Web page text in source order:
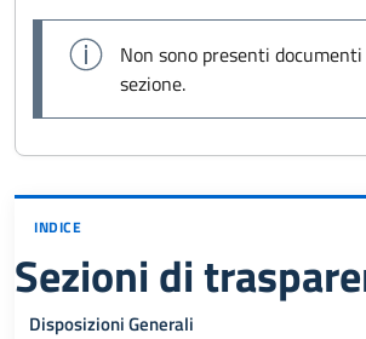
Non sono presenti
sezione.
INDICE
Sezioni di
Disposizioni Generali